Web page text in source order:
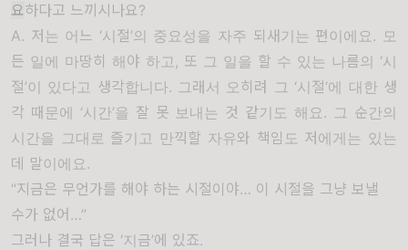
요하다고 느끼시나요?
A. 저는 어느 ‘시절’의 중요성을 자주 되새기는 편이에요. 모
든 일에 마땅히 해야 하고, 또 그 일을 할 수 있는 나름의 ‘시
절’이 있다고 생각합니다. 그래서 오히려 그 ‘시절’에 대한 생
각 때문에 ‘시간’을 잘 못 보내는 것 같기도 해요. 그 순간의
시간을 그대로 즐기고 만끽할 자유와 책임도 저에게는 있는
데 말이에요.
“지금은 무언가를 해야 하는 시절이야… 이 시절을 그냥 보낼
수가 없어…”
그러나 결국 답은 ‘지금’에 있죠.